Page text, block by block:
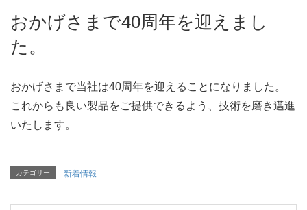
おかげさまで40周年を迎えまし
た。
おかげさまで当社は40周年を迎えることになりました。
これからも良い製品をご提供できるよう、技術を磨き邁進
いたします。
カテゴリー 新着情報